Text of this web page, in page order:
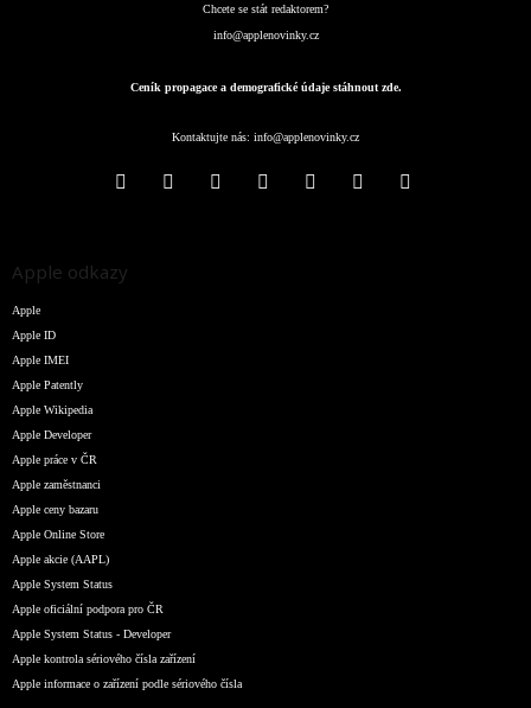
Chcete se stát redaktorem?
info@applenovinky.cz
Ceník propagace a demografické údaje stáhnout zde.
Kontaktujte nás: info@applenovinky.cz
Apple odkazy
Apple
Apple ID
Apple IMEI
Apple Patently
Apple Wikipedia
Apple Developer
Apple práce v ČR
Apple zaměstnanci
Apple ceny bazaru
Apple Online Store
Apple akcie (AAPL)
Apple System Status
Apple oficiální podpora pro ČR
Apple System Status - Developer
Apple kontrola sériového čísla zařízení
Apple informace o zařízení podle sériového čísla